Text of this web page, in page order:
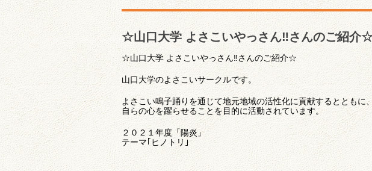
☆山口大学 よさこいやっさん‼︎さんのご紹介
☆山口大学 よさこいやっさん‼︎さんのご紹介☆
山口大学のよさこいサークルです。
よさこい鳴子踊りを通じて地元地域の活性化に貢献するとともに
自らの心を躍らせることを目的に活動されています。
２０２１年度「陽炎」
テーマ｢ヒノトリ｣